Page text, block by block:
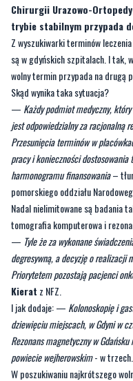
są w gdyńskich szpitalach. I tak,
wolny termin przypada na drugą
Skąd wynika taka sytuacja?
—Każdy podmiot medyczny,
jest odpowiedzialny za racjonalną
Przesunięcia terminów w
pracy i konieczności
harmonogramu finansowania–
pomorskiego oddziału
Nadal nielimitowane są badania
tomografia komputerowa i
—Tyle że za wykonane
degresywną, a decyzję o realizacji
Priorytetem pozostają pacjenci
Kieratz NFZ.
I jak dodaje: —Kolonoskopię i
dziewięciu miejscach, w Gdyni w
Rezonans magnetyczny w
powiecie wejherowskim- w trzech.
W poszukiwaniu najkrótszego
może być wyszukiwarka na
(terminyleczenia.nfz.gov.pl)
Byliście świadkami